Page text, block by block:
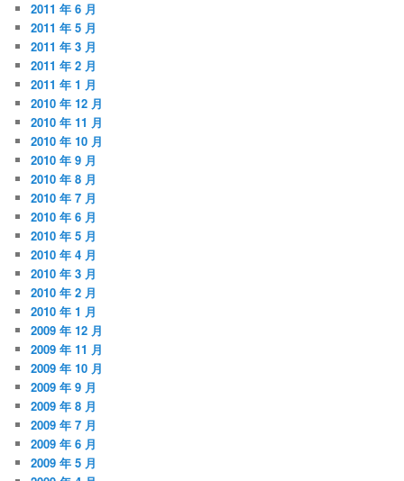
2011 年 6 月
2011 年 5 月
2011 年 3 月
2011 年 2 月
2011 年 1 月
2010 年 12 月
2010 年 11 月
2010 年 10 月
2010 年 9 月
2010 年 8 月
2010 年 7 月
2010 年 6 月
2010 年 5 月
2010 年 4 月
2010 年 3 月
2010 年 2 月
2010 年 1 月
2009 年 12 月
2009 年 11 月
2009 年 10 月
2009 年 9 月
2009 年 8 月
2009 年 7 月
2009 年 6 月
2009 年 5 月